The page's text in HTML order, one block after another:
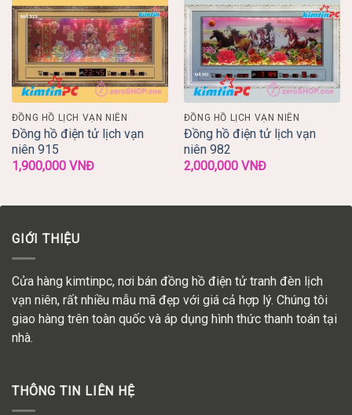
ĐỒNG HỒ LỊCH VẠN NIÊN
Đồng hồ điện tử lịch vạn
niên 915
1,900,000 VNĐ
ĐỒNG HỒ LỊCH VẠN NIÊN
Đồng hồ điện tử lịch vạn
niên 982
2,000,000 VNĐ
GIỚI THIỆU
Cửa hàng kimtinpc, nơi bán đồng hồ điện tử tranh đèn lịch
vạn niên, rất nhiều mẫu mã đẹp với giá cả hợp lý. Chúng tôi
giao hàng trên toàn quốc và áp dụng hình thức thanh toán tại
nhà.
THÔNG TIN LIÊN HỆ